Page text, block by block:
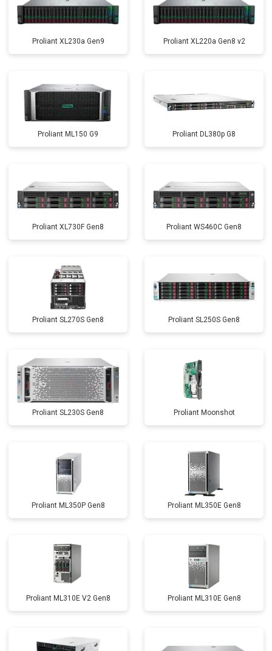
Proliant XL230a Gen9 Proliant XL220a Gen8 v2
Proliant ML150 G9 Proliant DL380p G8
Proliant XL730F Gen8 Proliant WS460C Gen8
Proliant SL270S Gen8 Proliant SL250S Gen8
Proliant SL230S Gen8 Proliant Moonshot
Proliant ML350P Gen8 Proliant ML350E Gen8
Proliant ML310E V2 Gen8 Proliant ML310E Gen8